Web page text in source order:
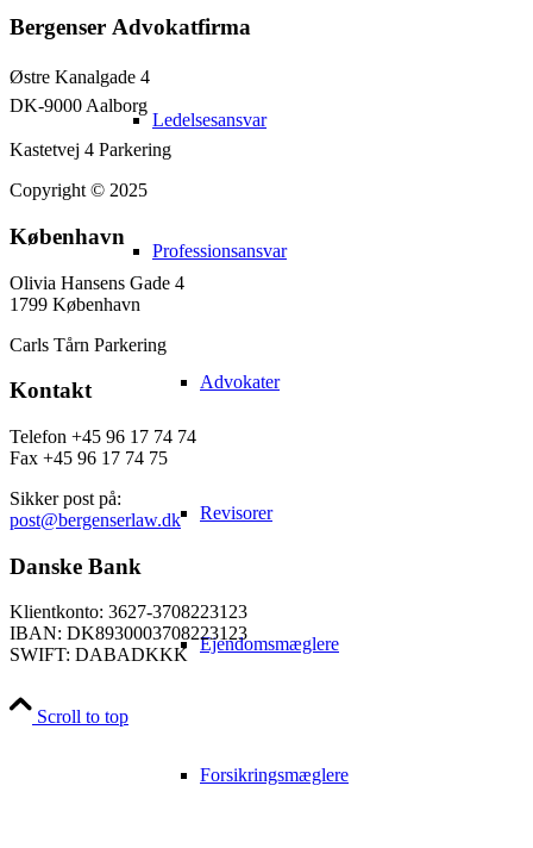
Ledelsesansvar
Professionsansvar
Advokater
Revisorer
Ejendomsmæglere
Forsikringsmæglere
Bergenser Advokatfirma
Østre Kanalgade 4
DK-9000 Aalborg
Kastetvej 4 Parkering
Copyright © 2025
København
Olivia Hansens Gade 4
1799 København
Carls Tårn Parkering
Kontakt
Telefon +45 96 17 74 74
Fax +45 96 17 74 75
Sikker post på:
post@bergenserlaw.dk
Danske Bank
Klientkonto: 3627-3708223123
IBAN: DK8930003708223123
SWIFT: DABADKKK
Scroll to top